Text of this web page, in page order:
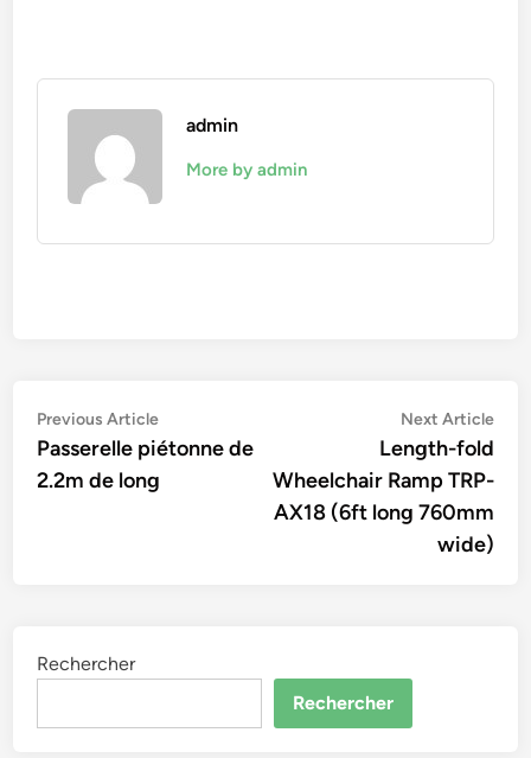
admin
More by admin
Navigation
de
l’article
Previous ArticlePrevious
article:
Passerelle piétonne de
2.2m de long
Next Article
Length-fold
Wheelchair Ramp TRP-
AX18 (6ft long 760mm
wide)
Rechercher
Rechercher